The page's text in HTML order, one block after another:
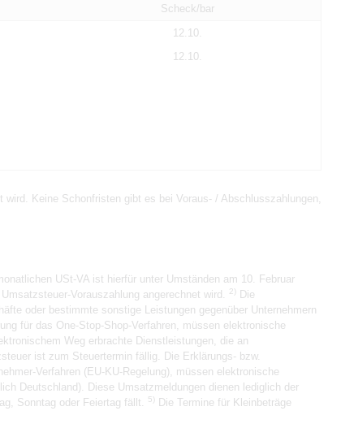
Scheck/bar
12.10.
12.10.
Keine Schonfristen gibt es bei Voraus- / Abschlusszahlungen,
USt-VA ist hierfür unter Umständen am 10. Februar
Vorauszahlung angerechnet wird.
2)
Die
oder bestimmte sonstige Leistungen gegenüber Unternehmern
für das One-Stop-Shop-Verfahren, müssen elektronische
Weg erbrachte Dienstleistungen, die an
ist zum Steuertermin fällig. Die Erklärungs- bzw.
Verfahren (EU-KU-Regelung), müssen elektronische
Deutschland). Diese Umsatzmeldungen dienen lediglich der
Sonntag oder Feiertag fällt.
5)
Die Termine für Kleinbeträge